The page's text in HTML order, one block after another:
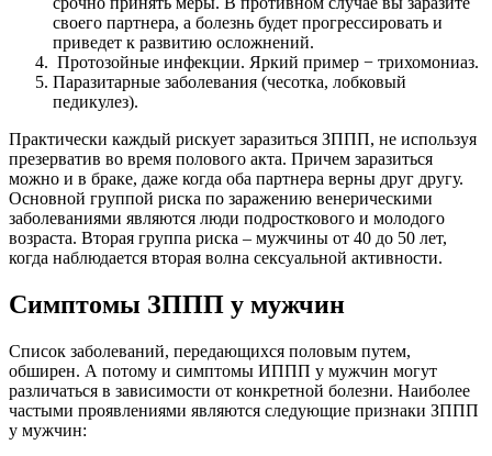
своего партнера, а болезнь будет прогрессировать и
приведет к развитию осложнений.
Протозойные инфекции. Яркий пример − трихомониаз.
Паразитарные заболевания (чесотка, лобковый
педикулез).
Практически каждый рискует заразиться ЗППП, не используя
презерватив во время полового акта. Причем заразиться
можно и в браке, даже когда оба партнера верны друг другу.
Основной группой риска по заражению венерическими
заболеваниями являются люди подросткового и молодого
возраста. Вторая группа риска – мужчины от 40 до 50 лет,
когда наблюдается вторая волна сексуальной активности.
Симптомы ЗППП у мужчин
Список заболеваний, передающихся половым путем,
обширен. А потому и симптомы ИППП у мужчин могут
различаться в зависимости от конкретной болезни. Наиболее
частыми проявлениями являются следующие признаки ЗППП
у мужчин: